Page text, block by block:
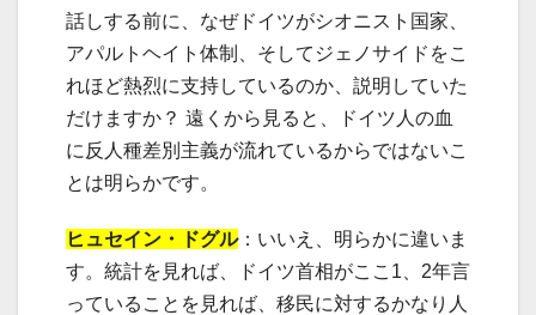
話しする前に、なぜドイツがシオニスト国家、
アパルトヘイト体制、そしてジェノサイドをこ
れほど熱烈に支持しているのか、説明していた
だけますか？ 遠くから見ると、ドイツ人の血
に反人種差別主義が流れているからではないこ
とは明らかです。
ヒュセイン・ドグル：いいえ、明らかに違いま
す。統計を見れば、ドイツ首相がここ1、2年言
っていることを見れば、移民に対するかなり人